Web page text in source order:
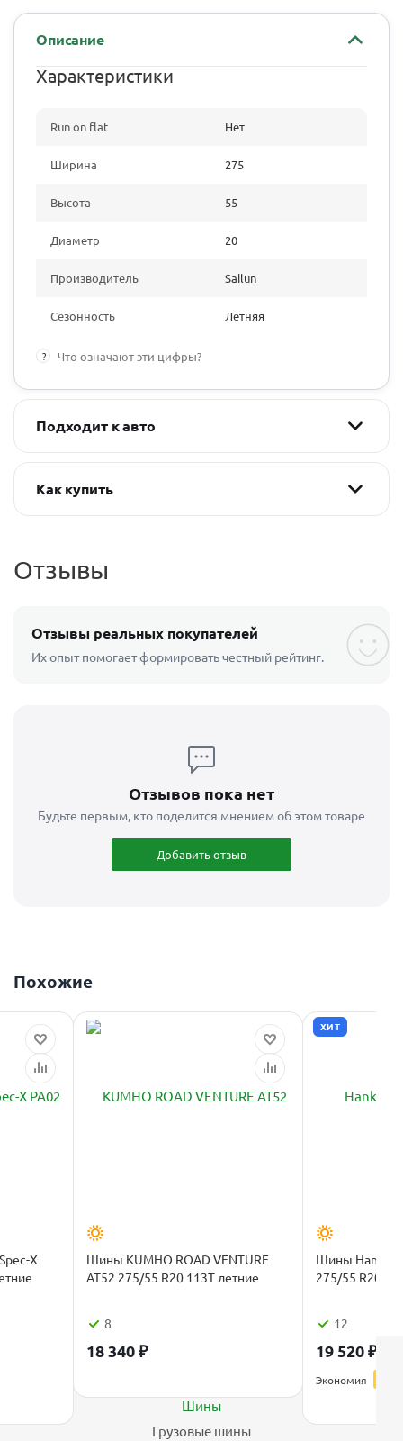
Описание
Характеристики
Run on flat Нет
Ширина 275
Высота 55
Диаметр 20
Производитель Sailun
Сезонность Летняя
? Что означают эти цифры?
Подходит к авто
Как купить
Отзывы
Отзывы реальных покупателей
Их опыт помогает формировать честный рейтинг.
Отзывов пока нет
Будьте первым, кто поделится мнением об этом товаре
Добавить отзыв
Похожие
X
Шины KUMHO ROAD VENTURE
AT52 275/55 R20 113T летние
8
18 340₽
ХИТ
Шины
275/55 R20
12
19 520₽
Экономия
Шины
Грузовые шины